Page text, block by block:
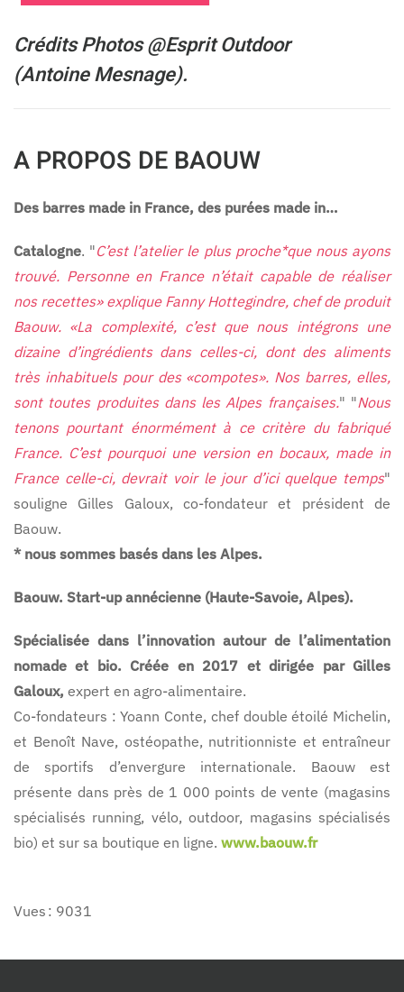
Crédits Photos @Esprit Outdoor
(Antoine Mesnage).
A PROPOS DE BAOUW
Des barres made in France, des purées made in…
Catalogne. "C’est l’atelier le plus proche*que nous ayons
trouvé. Personne en France n’était capable de réaliser
nos recettes» explique Fanny Hottegindre, chef de produit
Baouw. «La complexité, c’est que nous intégrons une
dizaine d’ingrédients dans celles-ci, dont des aliments
très inhabituels pour des «compotes». Nos barres, elles,
sont toutes produites dans les Alpes françaises." "Nous
tenons pourtant énormément à ce critère du fabriqué
France. C’est pourquoi une version en bocaux, made in
France celle-ci, devrait voir le jour d’ici quelque temps"
souligne Gilles Galoux, co-fondateur et président de
Baouw.
* nous sommes basés dans les Alpes.
Baouw. Start-up annécienne (Haute-Savoie, Alpes).
Spécialisée dans l’innovation autour de l’alimentation
nomade et bio. Créée en 2017 et dirigée par Gilles
Galoux, expert en agro-alimentaire.
Co-fondateurs : Yoann Conte, chef double étoilé Michelin,
et Benoît Nave, ostéopathe, nutritionniste et entraîneur
de sportifs d’envergure internationale. Baouw est
présente dans près de 1 000 points de vente (magasins
spécialisés running, vélo, outdoor, magasins spécialisés
bio) et sur sa boutique en ligne. www.baouw.fr
Vues : 9031